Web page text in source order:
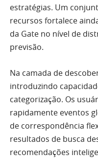
estratégias. Um
recursos fortalece
da Gate no nível de
previsão.
Na camada de
introduzindo
categorização. Os
rapidamente eventos
de correspondência
resultados de busca
recomendações